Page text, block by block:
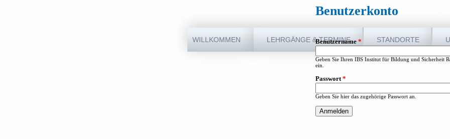
IMPRESSUM KONTAKT
WILLKOMMEN LEHRGÄNGE & TERMINE STANDORTE
Benutzerkonto
Benutzername *
Geben Sie Ihren IBS Institut für Bildung und Sicherheit
ein.
Passwort*
Geben Sie hier das zugehörige Passwort an.